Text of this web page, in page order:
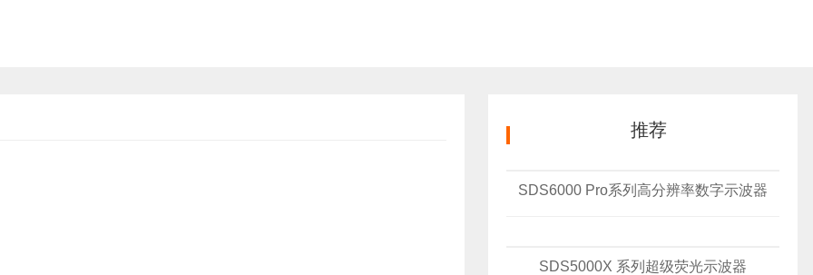
推荐
SDS6000 Pro系列高分辨率数字示波器
SDS5000X 系列超级荧光示波器